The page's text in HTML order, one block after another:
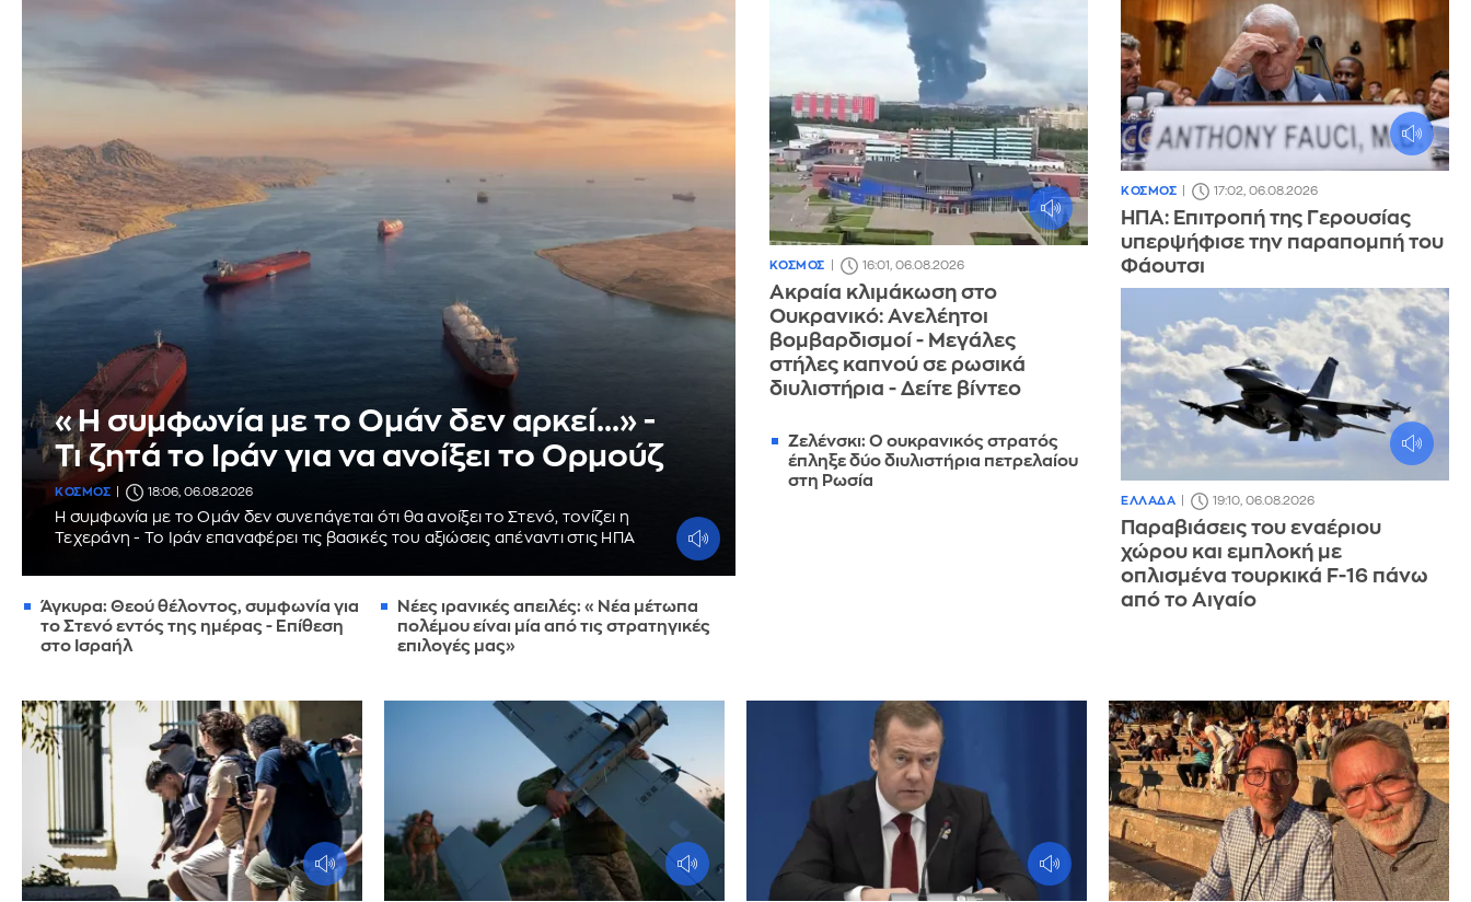
«Η συμφωνία με το Ομάν δεν αρκεί...» -
Τι ζητά το Ιράν για να ανοίξει το Ορμούζ
ΚΟΣΜΟΣ 18:06, 06.08.2026
Η συμφωνία με το Ομάν δεν συνεπάγεται ότι θα ανοίξει το Στενό, τονίζει η
Τεχεράνη - Το Ιράν επαναφέρει τις βασικές του αξιώσεις απέναντι στις ΗΠΑ
Άγκυρα: Θεού θέλοντος, συμφωνία για
το Στενό εντός της ημέρας - Επίθεση
στο Ισραήλ
Νέες ιρανικές απειλές: «Νέα μέτωπα
πολέμου είναι μία από τις στρατηγικές
επιλογές μας»
ΚΟΣΜΟΣ 16:01, 06.08.2026
Ακραία κλιμάκωση στο
Ουκρανικό: Ανελέητοι
βομβαρδισμοί - Μεγάλες
στήλες καπνού σε ρωσικά
διυλιστήρια - Δείτε βίντεο
Ζελένσκι: Ο ουκρανικός στρατός
έπληξε δύο διυλιστήρια πετρελαίου
στη Ρωσία
ΚΟΣΜΟΣ 17:02, 06.08.2026
ΗΠΑ: Επιτροπή της Γερουσίας
υπερψήφισε την παραπομπή του
Φάουτσι
ΕΛΛΑΔΑ 19:10, 06.08.2026
Παραβιάσεις του εναέριου
χώρου και εμπλοκή με
οπλισμένα τουρκικά F-16 πάνω
από το Αιγαίο